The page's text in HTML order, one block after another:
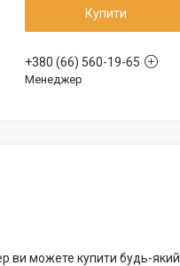
Купити
+380 (66) 560-19-65
Менеджер
ви можете купити будь-який